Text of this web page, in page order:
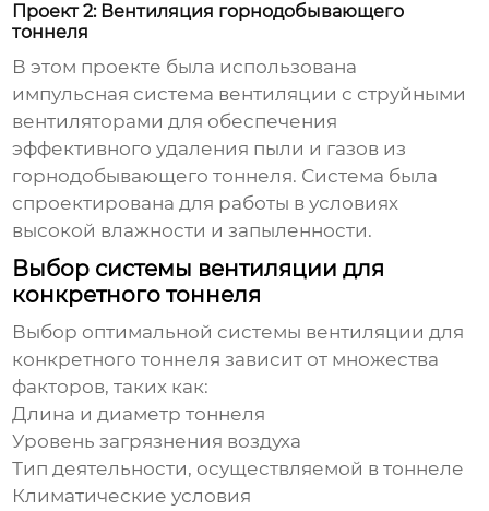
Проект 2: Вентиляция горнодобывающего
тоннеля
В этом проекте была использована
импульсная система вентиляции с струйными
вентиляторами для обеспечения
эффективного удаления пыли и газов из
горнодобывающего тоннеля. Система была
спроектирована для работы в условиях
высокой влажности и запыленности.
Выбор системы вентиляции для
конкретного тоннеля
Выбор оптимальной системы вентиляции для
конкретного тоннеля зависит от множества
факторов, таких как:
Длина и диаметр тоннеля
Уровень загрязнения воздуха
Тип деятельности, осуществляемой в тоннеле
Климатические условия